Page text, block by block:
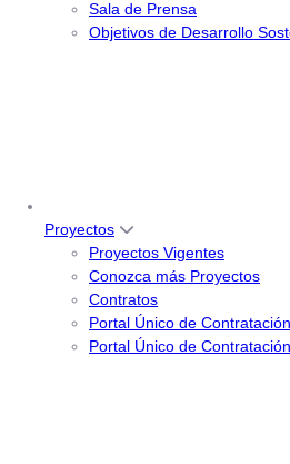
Sala de Prensa
Objetivos de Desarrollo
Proyectos
Proyectos Vigentes
Conozca más Proyectos
Contratos
Portal Único de
Portal Único de